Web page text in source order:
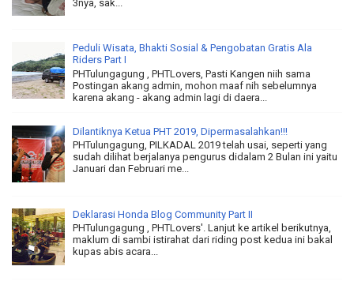
3nya, sak...
Peduli Wisata, Bhakti Sosial & Pengobatan Gratis Ala
Riders Part I
PHTulungagung , PHTLovers, Pasti Kangen niih sama
Postingan akang admin, mohon maaf nih sebelumnya
karena akang - akang admin lagi di daera...
Dilantiknya Ketua PHT 2019, Dipermasalahkan!!!
PHTulungagung, PILKADAL 2019 telah usai, seperti yang
sudah dilihat berjalanya pengurus didalam 2 Bulan ini yaitu
Januari dan Februari me...
Deklarasi Honda Blog Community Part II
PHTulungagung , PHTLovers'. Lanjut ke artikel berikutnya,
maklum di sambi istirahat dari riding post kedua ini bakal
kupas abis acara...